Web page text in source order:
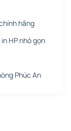
hãng
HP nhỏ gọn
Phúc An